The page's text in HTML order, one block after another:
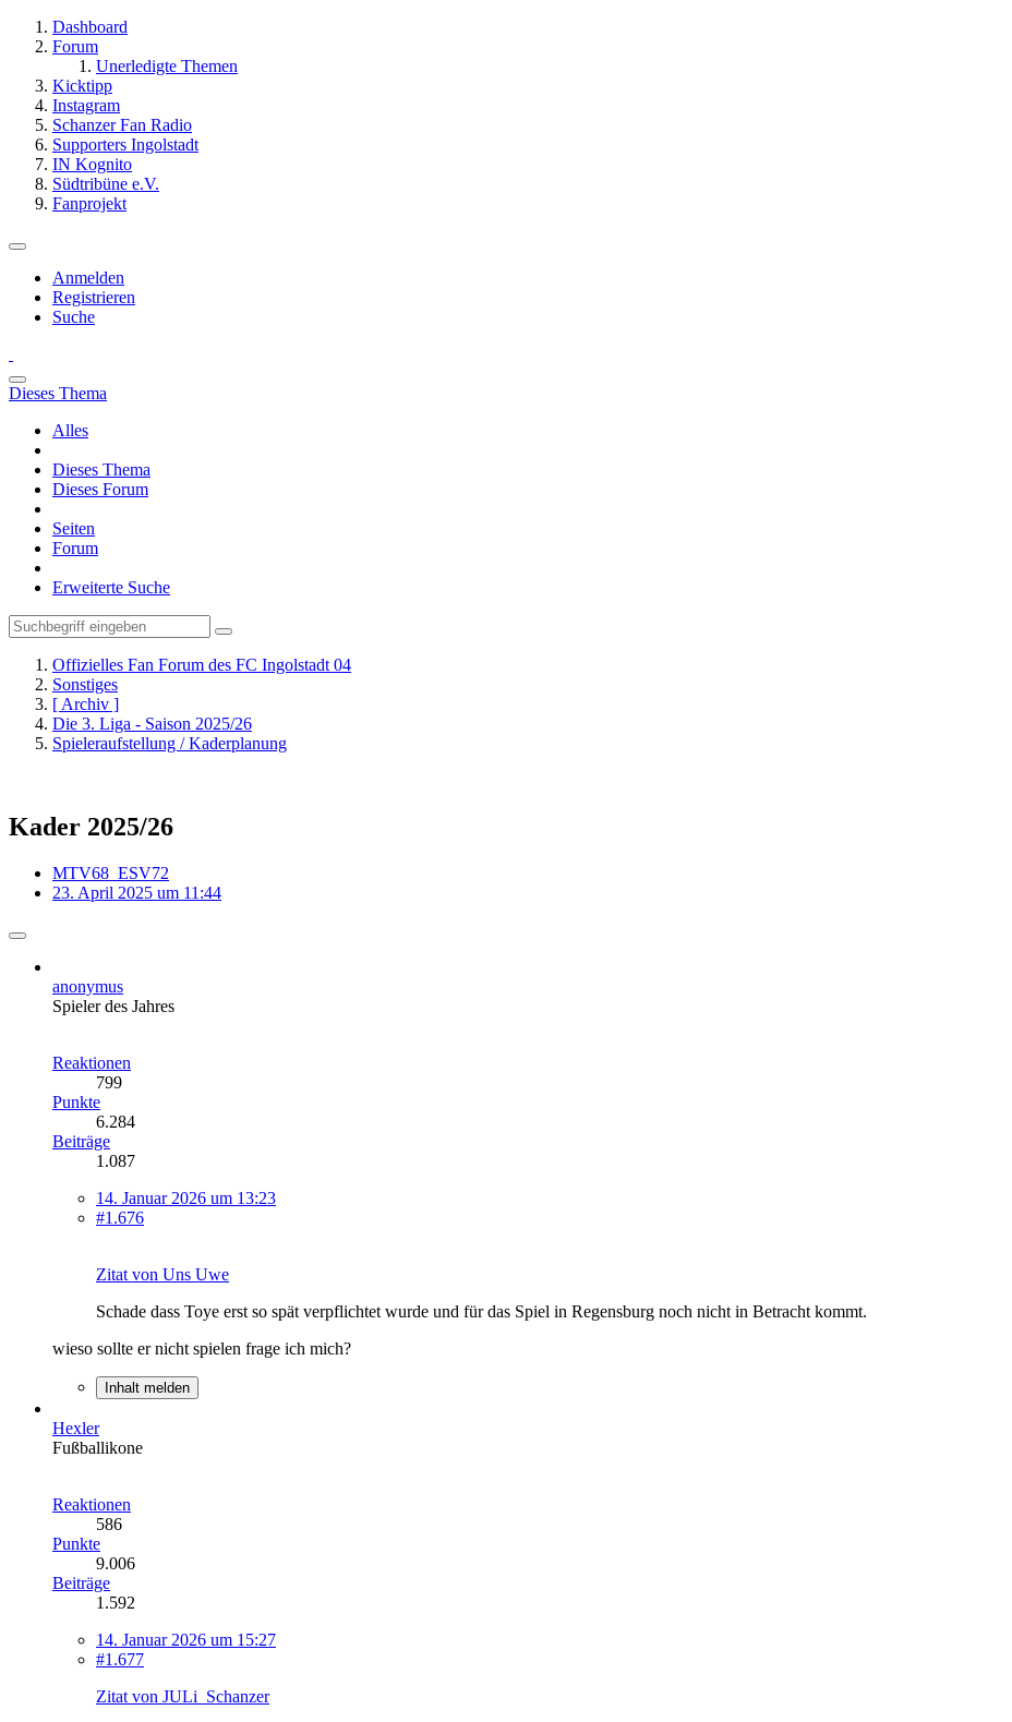
Dashboard
Forum
Unerledigte Themen
Kicktipp
Instagram
Schanzer Fan Radio
Supporters Ingolstadt
IN Kognito
Südtribüne e.V.
Fanprojekt
Anmelden
Registrieren
Suche
Dieses Thema
Alles
Dieses Thema
Dieses Forum
Seiten
Forum
Erweiterte Suche
Offizielles Fan Forum des FC Ingolstadt 04
Sonstiges
[ Archiv ]
Die 3. Liga - Saison 2025/26
Spieleraufstellung / Kaderplanung
Kader 2025/26
MTV68_ESV72
23. April 2025 um 11:44
anonymus
Spieler des Jahres
Reaktionen
799
Punkte
6.284
Beiträge
1.087
14. Januar 2026 um 13:23
#1.676
Zitat von Uns Uwe
Schade dass Toye erst so spät verpflichtet wurde und für das Spiel in Regensburg noch nicht in Betracht kommt.
wieso sollte er nicht spielen frage ich mich?
Inhalt melden
Hexler
Fußballikone
Reaktionen
586
Punkte
9.006
Beiträge
1.592
14. Januar 2026 um 15:27
#1.677
Zitat von JULi_Schanzer